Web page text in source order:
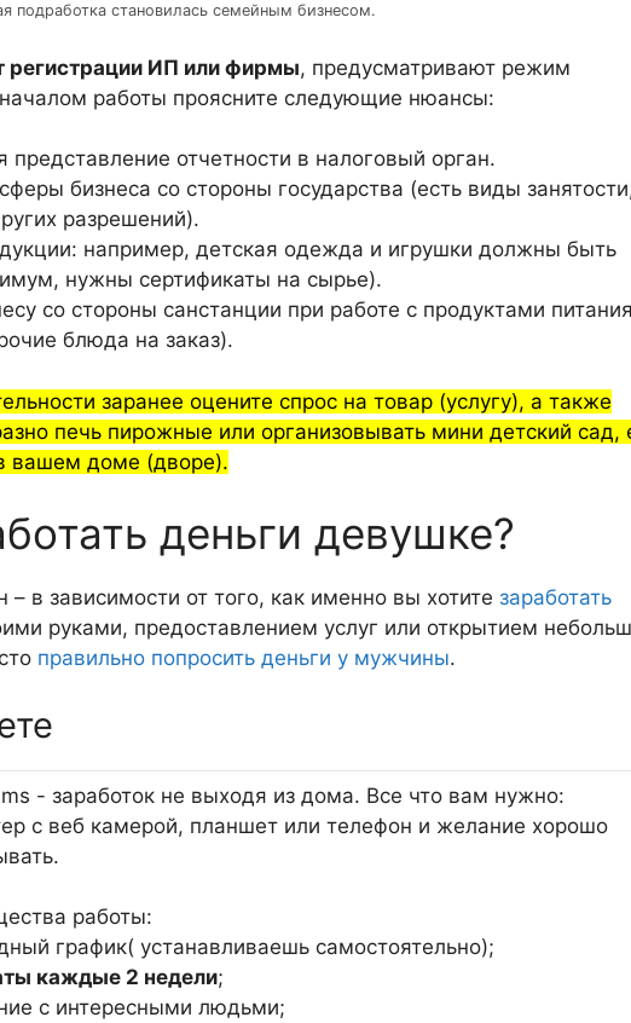
подработка становилась семейным бизнесом.
регистрации ИП или фирмы, предусматривают режим
работы проясните следующие нюансы:
отчетности в налоговый орган.
бизнеса со стороны государства (есть виды
разрешений).
например, детская одежда и игрушки должны быть
нужны сертификаты на сырье).
со стороны санстанции при работе с продуктами
блюда на заказ).
заранее оцените спрос на товар (услугу), а также
печь пирожные или организовывать мини детский сад,
вашем доме (дворе).
деньги девушке?
в зависимости от того, как именно вы хотите заработать
руками, предоставлением услуг или открытием
правильно попросить деньги у мужчины.
- заработок не выходя из дома. Все что вам нужно:
с веб камерой, планшет или телефон и желание хорошо
работы:
график( устанавливаешь самостоятельно);
каждые 2 недели;
с интересными людьми;